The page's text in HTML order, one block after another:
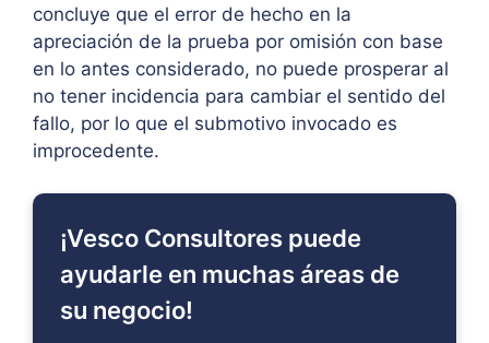
concluye que el error de hecho en la
apreciación de la prueba por omisión con base
en lo antes considerado, no puede prosperar al
no tener incidencia para cambiar el sentido del
fallo, por lo que el submotivo invocado es
improcedente.
¡Vesco Consultores puede
ayudarle en muchas áreas de
su negocio!